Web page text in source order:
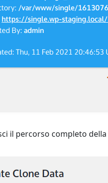
il percorso completo della